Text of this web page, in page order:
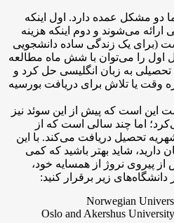
دو مشکل عمده دارد. اول اینکه
می‌شوند و دوم اینکه هزینه
(برای یک زندگی ساده دانشجویی
مشکل اول را می‌توان با شش ماه مطالعه
تحصیلی به زبان انگلیسی حل کرد و
وقت یا تلاش برای دریافت بورسیه
این است که پیش از این سوئد نیز
اما چند سالی است که از
تحصیل دریافت می‌کند. با این
دارید، شاید بهتر باشید که کمی
پیروی نروژ از همسایه خود،
دانشگاه‌های زیر برقرار کنید:
Norwegian
Oslo and Akershus